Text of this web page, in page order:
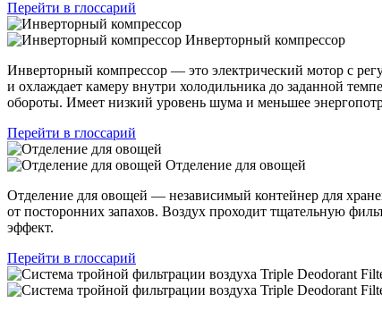
Перейти в глоссарий
Инверторный компрессор
Инверторный компрессор — это электрический мотор с
и охлаждает камеру внутри холодильника до заданной
обороты. Имеет низкий уровень шума и меньшее
Перейти в глоссарий
Отделение для овощей
Отделение для овощей — независимый контейнер для
от посторонних запахов. Воздух проходит тщательную
эффект.
Перейти в глоссарий